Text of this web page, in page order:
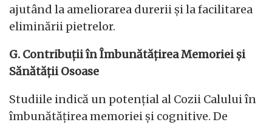
ajutând la ameliorarea durerii și la facilitarea
eliminării pietrelor.
G. Contribuții în Îmbunătățirea Memoriei și
Sănătății Osoase
Studiile indică un potențial al Cozii Calului în
îmbunătățirea memoriei și cognitive. De